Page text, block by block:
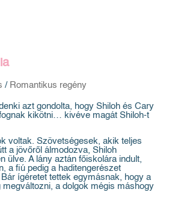
/ Romantikus regény
azt gondolta, hogy Shiloh és Cary
kikötni… kivéve magát Shiloh-t
voltak. Szövetségesek, akik teljes
a jövőről álmodozva, Shiloh
ülve. A lány aztán főiskolára indult,
a fiú pedig a haditengerészet
ígéretet tettek egymásnak, hogy a
megváltozni, a dolgok mégis máshogy